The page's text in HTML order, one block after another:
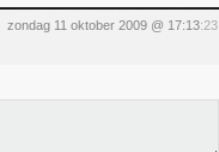
zondag 11 oktober 2009 @ 17:13:23